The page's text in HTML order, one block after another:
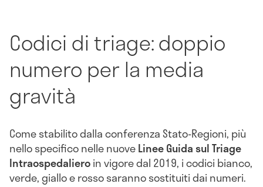
Codici di triage: doppio
numero per la media
gravità
Come stabilito dalla conferenza Stato-Regioni, più
nello specifico nelle nuoveLinee Guida sul Triage
Intraospedalieroin vigore dal 2019, i codici bianco,
verde, giallo e rosso saranno sostituiti dai numeri.